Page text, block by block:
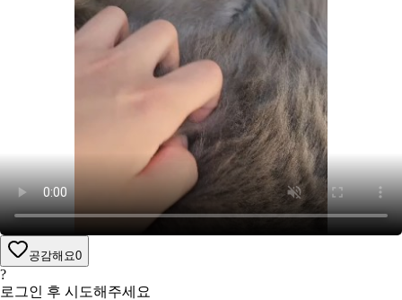
공감해요0
?
로그인 후 시도해주세요